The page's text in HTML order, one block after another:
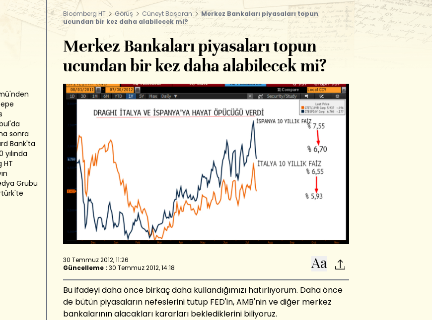
sonra
Bank'ta
yılında
HT
Grubu
Bloomberg HT Görüş Cüneyt Başaran
Merkez Bankaları piyasaları topun
ucundan bir kez daha alabilecek mi?
Merkez Bankaları piyasaları topun
ucundan bir kez daha alabilecek mi?
30 Temmuz 2012, 11:26
Güncelleme : 30 Temmuz 2012, 14:18
Bu ifadeyi daha önce birkaç daha kullandığımızı hatırlıyorum. Daha önce
de bütün piyasaların nefeslerini tutup FED'in, AMB'nin ve diğer merkez
bankalarının alacakları kararları beklediklerini biliyoruz.